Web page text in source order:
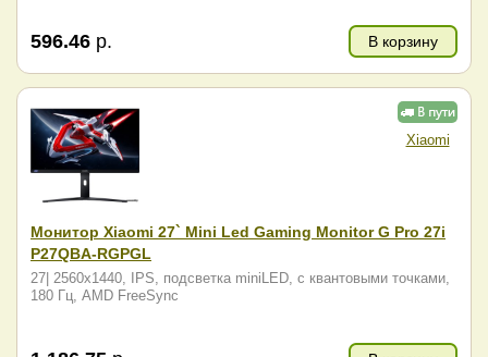
596.46 р. В корзину
Xiaomi
Монитор Xiaomi 27` Mini Led Gaming Monitor G Pro 27i
P27QBA-RGPGL
27| 2560x1440, IPS, подсветка miniLED, с квантовыми точками,
180 Гц, AMD FreeSync